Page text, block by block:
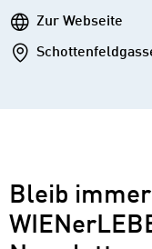
WebseiteZur Webseite
Addresse
Bleib